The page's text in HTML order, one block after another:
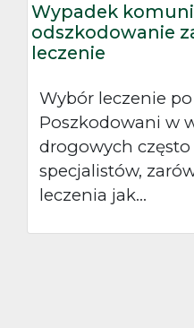
Wypadek
odszkodowanie
leczenie
Wybór leczenie
Poszkodowani w
drogowych
specjalistów,
leczenia jak...